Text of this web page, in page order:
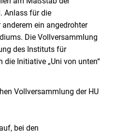
Anlass für die
ein angedrohter
Die Vollversammlung
des Instituts für
Initiative „Uni von unten“
Vollversammlung der HU
bei den